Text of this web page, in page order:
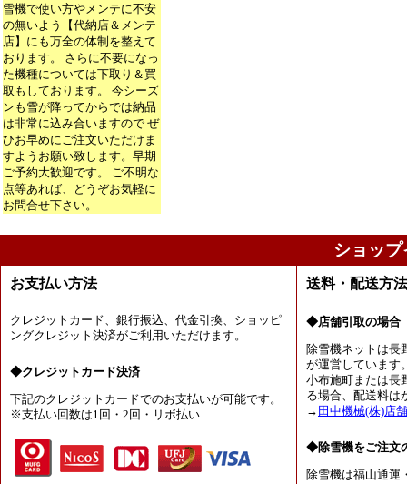
雪機で使い方やメンテに不安
の無いよう【代納店＆メンテ
店】にも万全の体制を整えて
おります。 さらに不要になっ
た機種については下取り＆買
取もしております。 今シーズ
ンも雪が降ってからでは納品
は非常に込み合いますので ぜ
ひお早めにご注文いただけま
すようお願い致します。早期
ご予約大歓迎です。 ご不明な
点等あれば、どうぞお気軽に
お問合せ下さい。
ショッ
お支払い方法
クレジットカード、銀行振込、代金引換、ショッピ
ングクレジット決済がご利用いただけます。
◆クレジットカード決済
下記のクレジットカードでのお支払いが可能です。
※支払い回数は1回・2回・リボ払い
送料・配送方
◆店舗引取の場合
除雪機ネットは長
が運営しています
小布施町または長
る場合、配送料は
→ 田中機械(株)店
◆除雪機をご注文
除雪機は福山通運